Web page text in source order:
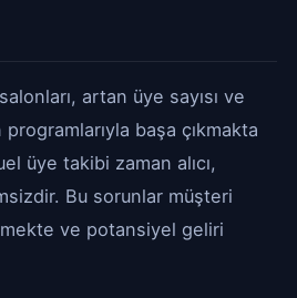
artan üye sayısı ve
başa çıkmakta
üye takibi zaman alıcı,
Bu sorunlar müşteri
ve potansiyel geliri